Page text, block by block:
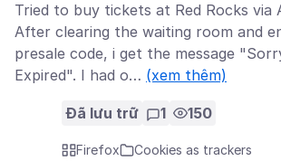
Tried to buy tickets at Red Rocks via
After clearing the waiting room and
presale code, i get the message
Expired". I had o… (xem thêm)
Đã lưu trữ 1 150
Firefox
Cookies as trackers